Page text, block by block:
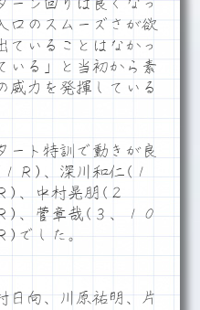
ーン回りは良くなっ
口のスムーズさが欲
ていることはなかっ
いる」と当初から素
威力を発揮している
ト特訓で動きが良
Ｒ)、深川和仁(１
)、中村晃朋(２
)、菅章哉(３、１０
)でした。
向、川原祐明、片